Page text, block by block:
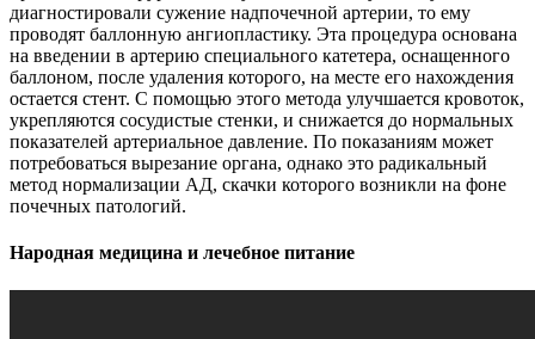
диагностировали сужение надпочечной артерии, то ему
проводят баллонную ангиопластику. Эта процедура основана
на введении в артерию специального катетера, оснащенного
баллоном, после удаления которого, на месте его нахождения
остается стент. С помощью этого метода улучшается кровоток,
укрепляются сосудистые стенки, и снижается до нормальных
показателей артериальное давление. По показаниям может
потребоваться вырезание органа, однако это радикальный
метод нормализации АД, скачки которого возникли на фоне
почечных патологий.
Народная медицина и лечебное питание